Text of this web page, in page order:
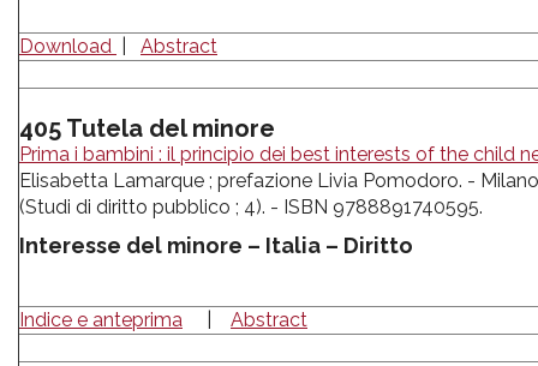
Download Abstract
405 Tutela del minore
Prima i bambini : il principio dei best interests of the child
Elisabetta Lamarque ; prefazione Livia Pomodoro. -
(Studi di diritto pubblico ; 4). - ISBN 9788891740595.
Interesse del minore – Italia – Diritto
Indice e anteprima Abstract